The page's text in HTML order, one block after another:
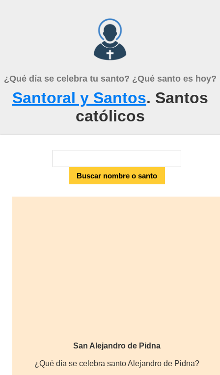
¿Qué día se celebra tu santo? ¿Qué santo es hoy?
Santoral y Santos. Santos
católicos
San Alejandro de Pidna
¿Qué día se celebra santo Alejandro de Pidna?